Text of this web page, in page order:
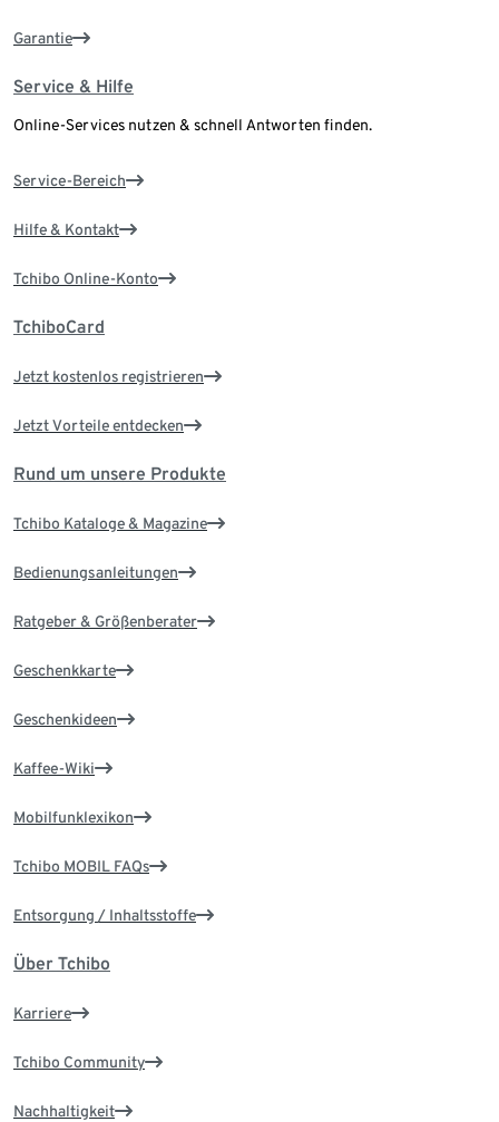
Garantie
Service & Hilfe
Online-Services nutzen & schnell Antworten finden.
Service-Bereich
Hilfe & Kontakt
Tchibo Online-Konto
TchiboCard
Jetzt kostenlos registrieren
Jetzt Vorteile entdecken
Rund um unsere Produkte
Tchibo Kataloge & Magazine
Bedienungsanleitungen
Ratgeber & Größenberater
Geschenkkarte
Geschenkideen
Kaffee-Wiki
Mobilfunklexikon
Tchibo MOBIL FAQs
Entsorgung / Inhaltsstoffe
Über Tchibo
Karriere
Tchibo Community
Nachhaltigkeit